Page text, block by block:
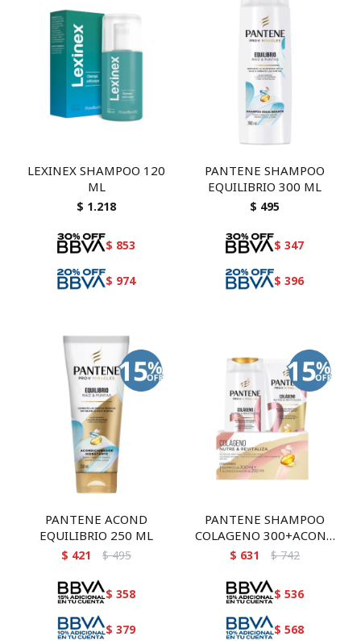
LEXINEX SHAMPOO 120
ML
$ 1.218
$ 853
$ 974
PANTENE SHAMPOO
EQUILIBRIO 300 ML
$ 495
$ 347
$ 396
PANTENE ACOND
EQUILIBRIO 250 ML
$ 421 $ 495
$ 358
$ 379
PANTENE SHAMPOO
COLAGENO 300+ACOND
250
$ 631 $ 742
$ 536
$ 568